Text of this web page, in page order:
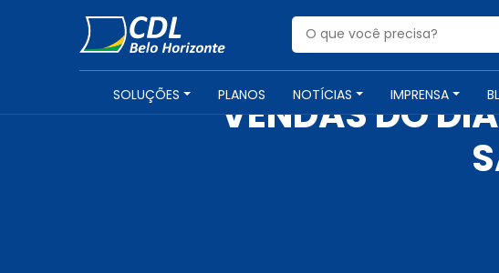
SOLUÇÕES PLANOS NOTÍCIAS IMPRENSA
VENDAS DO